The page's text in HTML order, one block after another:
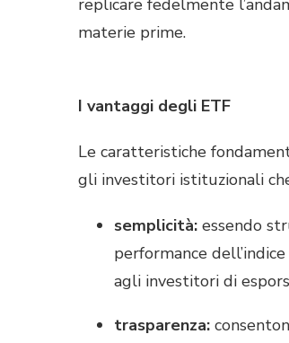
replicare fedelmente
materie prime.
I vantaggi degli ETF
Le caratteristiche
gli investitori istituzionali
semplicità: essendo
performance
agli investitori di
trasparenza: